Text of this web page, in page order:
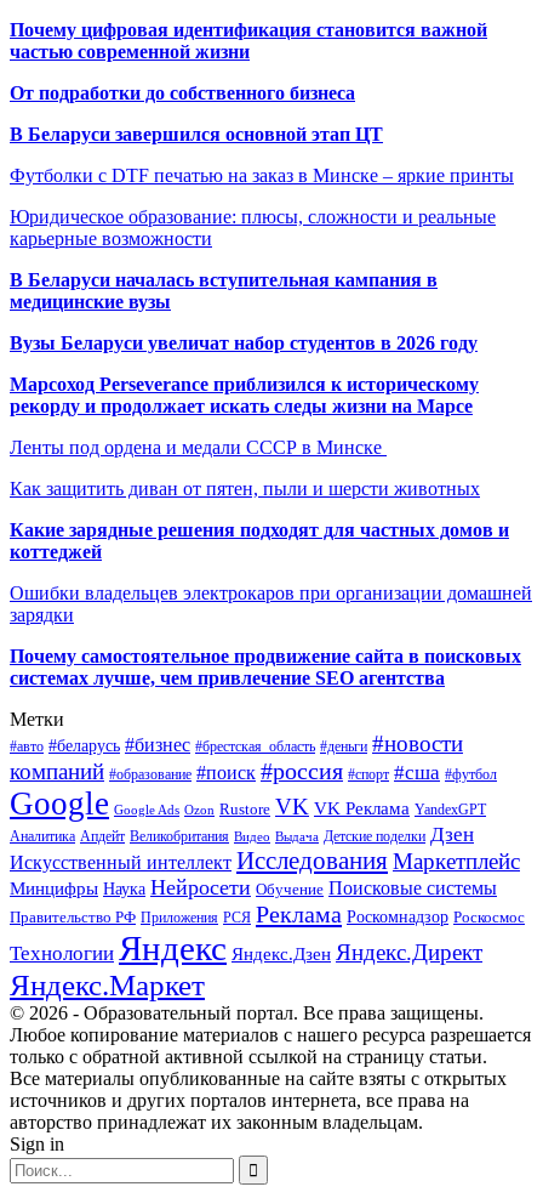
Почему цифровая идентификация становится важной
частью современной жизни
От подработки до собственного бизнеса
В Беларуси завершился основной этап ЦТ
Футболки с DTF печатью на заказ в Минске – яркие принты
Юридическое образование: плюсы, сложности и реальные
карьерные возможности
В Беларуси началась вступительная кампания в
медицинские вузы
Вузы Беларуси увеличат набор студентов в 2026 году
Марсоход Perseverance приблизился к историческому
рекорду и продолжает искать следы жизни на Марсе
Ленты под ордена и медали СССР в Минске
Как защитить диван от пятен, пыли и шерсти животных
Какие зарядные решения подходят для частных домов и
коттеджей
Ошибки владельцев электрокаров при организации домашней
зарядки
Почему самостоятельное продвижение сайта в поисковых
системах лучше, чем привлечение SEO агентства
Метки
#авто #беларусь #бизнес #брестская_область #деньги #новости
компаний #образование #поиск #россия #спорт #сша #футбол
Google Google Ads Ozon Rustore VK VK Реклама YandexGPT
Аналитика Апдейт Великобритания Видео Выдача Детские поделки Дзен
Искусственный интеллект ИсследованияМаркетплейс
Минцифры Наука Нейросети Обучение Поисковые системы
Правительство РФ Приложения РСЯ Реклама Роскомнадзор Роскосмос
Технологии Яндекс Яндекс.Дзен Яндекс.Директ
Яндекс.Маркет
© 2026 - Образовательный портал. Все права защищены.
Любое копирование материалов с нашего ресурса разрешается
только с обратной активной ссылкой на страницу статьи.
Все материалы опубликованные на сайте взяты с открытых
источников и других порталов интернета, все права на
авторство принадлежат их законным владельцам.
Sign in